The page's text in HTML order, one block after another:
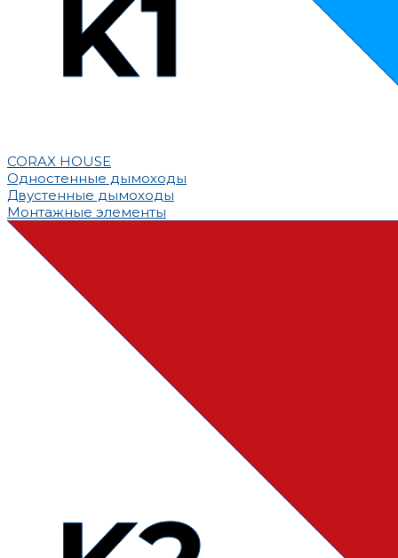
CORAX HOUSE
Одностенные дымоходы
Двустенные дымоходы
Монтажные элементы